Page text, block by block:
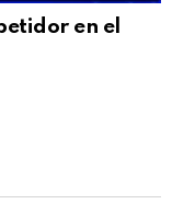
en el